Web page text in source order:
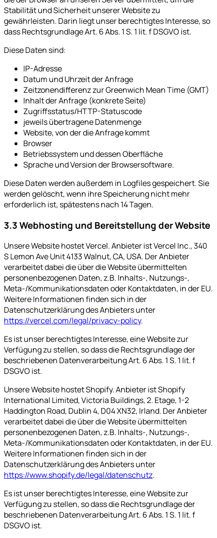
Stabilität und Sicherheit unserer Website zu
gewährleisten. Darin liegt unser berechtigtes Interesse, so
dass Rechtsgrundlage Art. 6 Abs. 1 S. 1 lit. f DSGVO ist.
Diese Daten sind:
IP-Adresse
Datum und Uhrzeit der Anfrage
Zeitzonendifferenz zur Greenwich Mean Time (GMT)
Inhalt der Anfrage (konkrete Seite)
Zugriffsstatus/HTTP-Statuscode
jeweils übertragene Datenmenge
Website, von der die Anfrage kommt
Browser
Betriebssystem und dessen Oberfläche
Sprache und Version der Browsersoftware.
Diese Daten werden außerdem in Logfiles gespeichert. Sie
werden gelöscht, wenn ihre Speicherung nicht mehr
erforderlich ist, spätestens nach 14 Tagen.
3.3 Webhosting und Bereitstellung der Website
Unsere Website hostet Vercel. Anbieter ist Vercel Inc., 340
S Lemon Ave Unit 4133 Walnut, CA, USA. Der Anbieter
verarbeitet dabei die über die Website übermittelten
personenbezogenen Daten, z.B. Inhalts-, Nutzungs-,
Meta-/Kommunikationsdaten oder Kontaktdaten, in der EU.
Weitere Informationen finden sich in der
Datenschutzerklärung des Anbieters unter
https://vercel.com/legal/privacy-policy.
Es ist unser berechtigtes Interesse, eine Website zur
Verfügung zu stellen, so dass die Rechtsgrundlage der
beschriebenen Datenverarbeitung Art. 6 Abs. 1 S. 1 lit. f
DSGVO ist.
Unsere Website hostet Shopify. Anbieter ist Shopify
International Limited, Victoria Buildings, 2. Etage, 1-2
Haddington Road, Dublin 4, D04 XN32, Irland. Der Anbieter
verarbeitet dabei die über die Website übermittelten
personenbezogenen Daten, z.B. Inhalts-, Nutzungs-,
Meta-/Kommunikationsdaten oder Kontaktdaten, in der EU.
Weitere Informationen finden sich in der
Datenschutzerklärung des Anbieters unter
https://www.shopify.de/legal/datenschutz.
Es ist unser berechtigtes Interesse, eine Website zur
Verfügung zu stellen, so dass die Rechtsgrundlage der
beschriebenen Datenverarbeitung Art. 6 Abs. 1 S. 1 lit. f
DSGVO ist.